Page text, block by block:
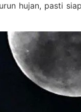
hujan, pasti